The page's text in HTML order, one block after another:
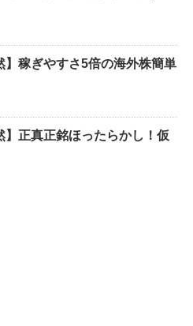
】稼ぎやすさ5倍の海外株簡単
】正真正銘ほったらかし！仮